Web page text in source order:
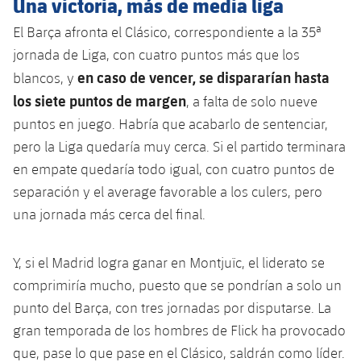
Jugadores
Fotos
Historia
Palmarés
Clasificaciones
Juvenil
Infantil
Alevín
Noticias
Atletismo
plusicon
más
Masculino
Femenino
Agenda
Baloncesto en silla de ruedas
plusicon
más
Actualidad
Jugadores
Calendario
Clasificaciones
Hockey sobre hielo
plusicon
más
Actualidad
Jugadores
Resultados
Clasificaciones
Hockey hierba
plusicon
más
Noticias
Hockey Hierba Femenino
Patinaje artístico
plusicon
más
Plantilla
Agenda
Rugby
plusicon
más
Actualidad
Voleibol
plusicon
más
El Barça afronta el Clásico, correspondiente a la 35ª
jornada de Liga, con cuatro puntos más que los
blancos, y en caso de vencer, se dispararían hasta
los siete puntos de margen, a falta de solo nueve
puntos en juego. Habría que acabarlo de sentenciar,
pero la Liga quedaría muy cerca. Si el partido terminara
en empate quedaría todo igual, con cuatro puntos de
separación y el average favorable a los culers, pero
una jornada más cerca del final.
Y, si el Madrid logra ganar en Montjuïc, el liderato se
comprimiría mucho, puesto que se pondrían a solo un
punto del Barça, con tres jornadas por disputarse. La
gran temporada de los hombres de Flick ha provocado
que, pase lo que pase en el Clásico, saldrán como líder.